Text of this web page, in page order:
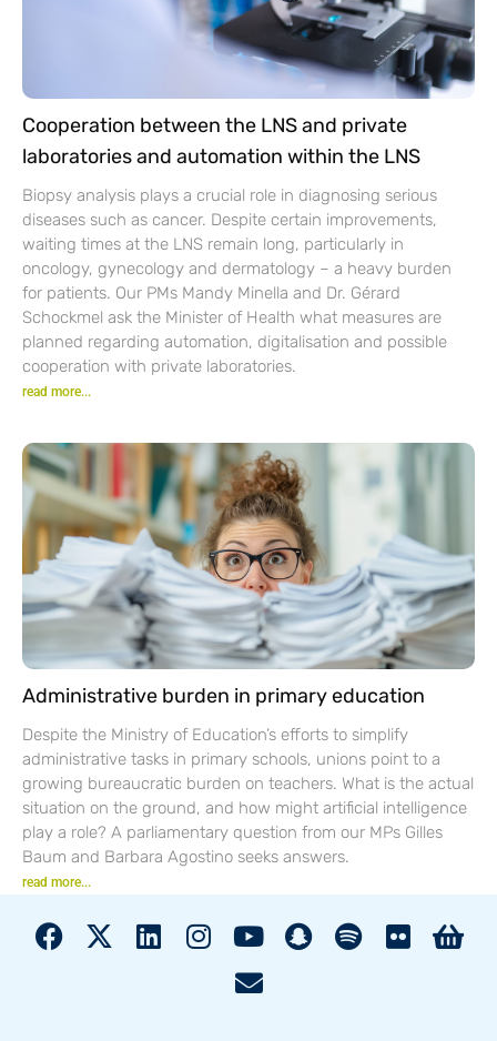
Cooperation between the LNS and private
laboratories and automation within the LNS
Biopsy analysis plays a crucial role in diagnosing serious
diseases such as cancer. Despite certain improvements,
waiting times at the LNS remain long, particularly in
oncology, gynecology and dermatology – a heavy burden
for patients. Our PMs Mandy Minella and Dr. Gérard
Schockmel ask the Minister of Health what measures are
planned regarding automation, digitalisation and possible
cooperation with private laboratories.
read more...
Administrative burden in primary education
Despite the Ministry of Education’s efforts to simplify
administrative tasks in primary schools, unions point to a
growing bureaucratic burden on teachers. What is the actual
situation on the ground, and how might artificial intelligence
play a role? A parliamentary question from our MPs Gilles
Baum and Barbara Agostino seeks answers.
read more...